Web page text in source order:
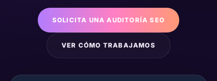
SOLICITA UNA AUDITORÍA SEO
VER CÓMO TRABAJAMOS